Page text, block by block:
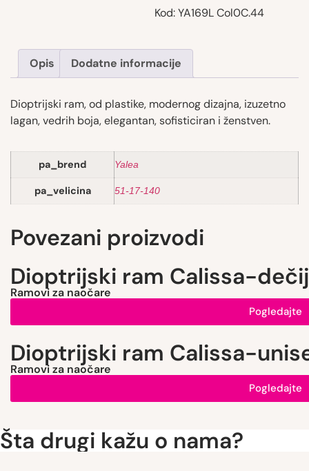
Kod:YA169L Col0C.44
Opis Dodatne informacije
Dioptrijski ram, od plastike, modernog dizajna, izuzetno
lagan, vedrih boja, elegantan, sofisticiran i ženstven.
pa_brend Yalea
pa_velicina 51-17-140
Povezani proizvodi
Dioptrijski ram Calissa-
Ramovi za naočare
Pogledajte
Dioptrijski ram Calissa-
Ramovi za naočare
Pogledajte
Šta drugi kažu o nama?